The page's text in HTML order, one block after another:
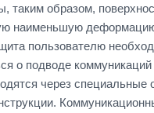
таким образом,
наименьшую
пользователю
о подводе коммуникаций
через специальные